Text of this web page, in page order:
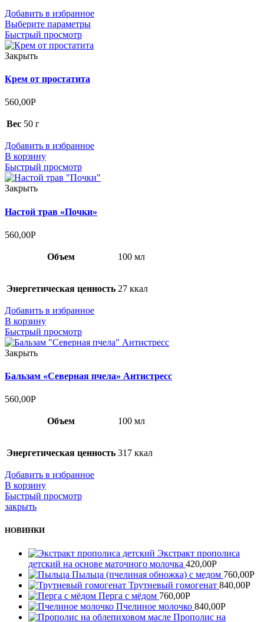
Добавить в избранное
Выберите параметры
Быстрый просмотр
Закрыть
Крем от простатита
560,00Р
Вес 50 г
Добавить в избранное
В корзину
Быстрый просмотр
Закрыть
Настой трав «Почки»
560,00Р
Объем 100 мл
Энергетическая ценность 27 ккал
Добавить в избранное
В корзину
Быстрый просмотр
Закрыть
Бальзам «Северная пчела» Антистресс
560,00Р
Объем 100 мл
Энергетическая ценность 317 ккал
Добавить в избранное
В корзину
Быстрый просмотр
закрыть
НОВИНКИ
Экстракт прополиса
детский на основе маточного молочка 420,00Р
Пыльца (пчелиная обножка) с медом 760,00Р
Трутневый гомогенат 840,00Р
Перга с мёдом 760,00Р
Пчелиное молочко 840,00Р
Прополис на